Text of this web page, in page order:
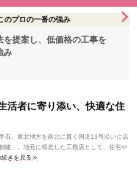
のプロの一番の強み
を提案し、低価格の工事を
み
活者に寄り添い、快適な住
。東北地方を南北に貫く国道13号沿いに店
建」。地元に根差した工務店として、住宅や
続きを見る≫